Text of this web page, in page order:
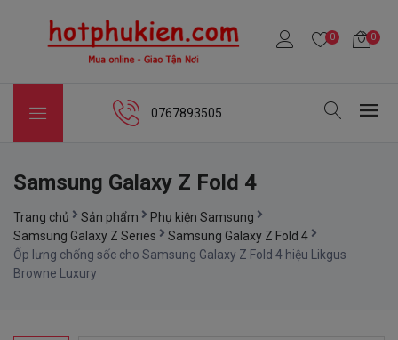
0 0
0767893505
Samsung Galaxy Z Fold 4
Trang chủ Sản phẩm
Phụ kiện Samsung
Samsung Galaxy Z Series
Samsung Galaxy Z Fold 4
Ốp lưng chống sốc cho Samsung Galaxy Z Fold 4 hiệu Likgus
Browne Luxury